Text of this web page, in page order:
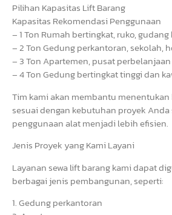
Pilihan Kapasitas Lift Barang
Kapasitas Rekomendasi Penggunaan
– 1 Ton Rumah bertingkat, ruko, gudang
– 2 Ton Gedung perkantoran, sekolah,
– 3 Ton Apartemen, pusat perbelanjaan
– 4 Ton Gedung bertingkat tinggi dan
Tim kami akan membantu
sesuai dengan kebutuhan proyek Anda
penggunaan alat menjadi lebih efisien.
Jenis Proyek yang Kami Layani
Layanan sewa lift barang kami dapat
berbagai jenis pembangunan, seperti:
1. Gedung perkantoran